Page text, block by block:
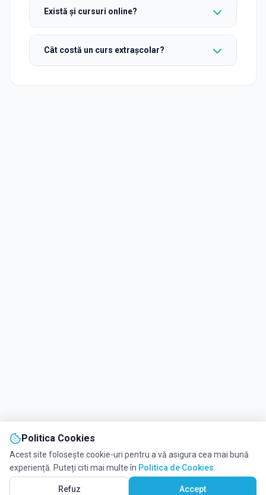
Există și cursuri online?
Cât costă un curs extrașcolar?
Politica Cookies
Acest site folosește cookie-uri pentru a vă asigura cea mai bună
experiență. Puteți citi mai multe în Politica de Cookies
Refuz Accept